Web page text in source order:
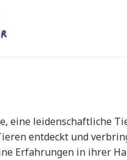
eine leidenschaftliche
entdeckt und
Erfahrungen in ihrer